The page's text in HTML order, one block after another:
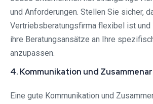
und Anforderungen. Stellen Sie sicher,
Vertriebsberatungsfirma flexibel ist und
ihre Beratungsansätze an Ihre
anzupassen.
4. Kommunikation und
Eine gute Kommunikation und